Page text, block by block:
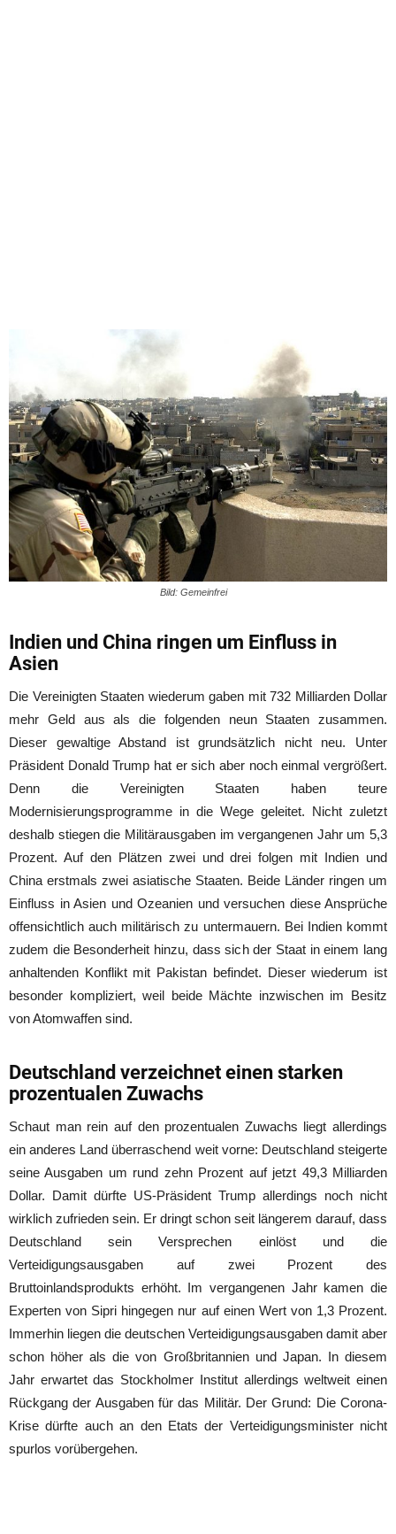
Bild: Gemeinfrei
Indien und China ringen um Einfluss in
Asien
Die Vereinigten Staaten wiederum gaben mit 732 Milliarden Dollar
mehr Geld aus als die folgenden neun Staaten zusammen.
Dieser gewaltige Abstand ist grundsätzlich nicht neu. Unter
Präsident Donald Trump hat er sich aber noch einmal vergrößert.
Denn die Vereinigten Staaten haben teure
Modernisierungsprogramme in die Wege geleitet. Nicht zuletzt
deshalb stiegen die Militärausgaben im vergangenen Jahr um 5,3
Prozent. Auf den Plätzen zwei und drei folgen mit Indien und
China erstmals zwei asiatische Staaten. Beide Länder ringen um
Einfluss in Asien und Ozeanien und versuchen diese Ansprüche
offensichtlich auch militärisch zu untermauern. Bei Indien kommt
zudem die Besonderheit hinzu, dass sich der Staat in einem lang
anhaltenden Konflikt mit Pakistan befindet. Dieser wiederum ist
besonder kompliziert, weil beide Mächte inzwischen im Besitz
von Atomwaffen sind.
Deutschland verzeichnet einen starken
prozentualen Zuwachs
Schaut man rein auf den prozentualen Zuwachs liegt allerdings
ein anderes Land überraschend weit vorne: Deutschland steigerte
seine Ausgaben um rund zehn Prozent auf jetzt 49,3 Milliarden
Dollar. Damit dürfte US-Präsident Trump allerdings noch nicht
wirklich zufrieden sein. Er dringt schon seit längerem darauf, dass
Deutschland sein Versprechen einlöst und die
Verteidigungsausgaben auf zwei Prozent des
Bruttoinlandsprodukts erhöht. Im vergangenen Jahr kamen die
Experten von Sipri hingegen nur auf einen Wert von 1,3 Prozent.
Immerhin liegen die deutschen Verteidigungsausgaben damit aber
schon höher als die von Großbritannien und Japan. In diesem
Jahr erwartet das Stockholmer Institut allerdings weltweit einen
Rückgang der Ausgaben für das Militär. Der Grund: Die Corona-
Krise dürfte auch an den Etats der Verteidigungsminister nicht
spurlos vorübergehen.